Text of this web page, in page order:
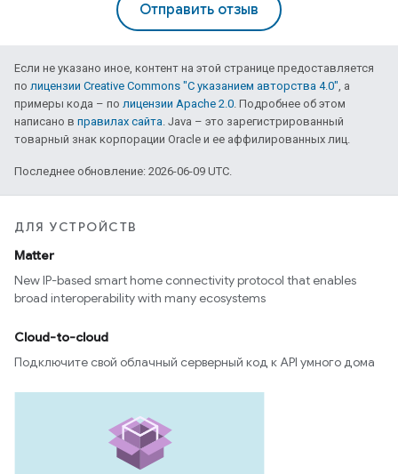
Отправить отзыв
Если не указано иное, контент на этой странице предоставляется
по лицензии Creative Commons "С указанием авторства 4.0", а
примеры кода – по лицензии Apache 2.0. Подробнее об этом
написано в правилах сайта. Java – это зарегистрированный
товарный знак корпорации Oracle и ее аффилированных лиц.
Последнее обновление: 2026-06-09 UTC.
ДЛЯ УСТРОЙСТВ
Matter
New IP-based smart home connectivity protocol that enables
broad interoperability with many ecosystems
Cloud-to-cloud
Подключите свой облачный серверный код к API умного дома